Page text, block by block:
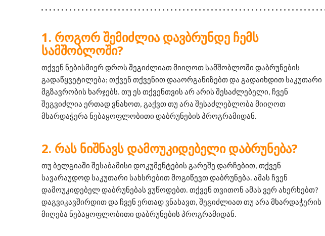
ᲠᲝᲒᲝᲠ ᲨᲔᲛᲘᲫᲚᲘᲐ ᲓᲐᲕᲑᲠᲣᲜᲓᲔ ᲩᲔᲛᲡ
ᲡᲐᲛᲨᲝᲑᲚᲝᲨᲘ?
თქვენ ნებისმიერ დროს შეგიძლიათ მიიღოთ სამშობლოში დაბრუნების
გადაწყვეტილება; თქვენ თქვენით დააორგანიზებთ და გადაიხდით საკუთარი
მგზავრობის ხარჯებს. თუ ეს თქვენთვის არ არის შესაძლებელი, ჩვენ
შეგვიძლია ერთად ვნახოთ, გაქვთ თუ არა შესაძლებლობა მიიღოთ
მხარდაჭერა ნებაყოფლობითი დაბრუნების პროგრამიდან.
ᲠᲐᲡ ᲜᲘᲨᲜᲐᲕᲡ ᲓᲐᲛᲝᲣᲙᲘᲓᲔᲑᲔᲚᲘ ᲓᲐᲑᲠᲣᲜᲔᲑᲐ?
თუ ბელგიაში შესაბამისი დოკუმენტების გარეშე დარჩებით, თქვენ
სავარაუდოდ საკუთარი სახსრებით მოგიწევთ დაბრუნება. ამას ჩვენ
დამოუკიდებელ დაბრუნებას ვუწოდებთ. თქვენ თვითონ ამას ვერ ახერხებთ?
დაგვიკავშირდით და ჩვენ ერთად ვნახავთ, შეგიძლიათ თუ არა მხარდაჭერის
მიღება ნებაყოფლობითი დაბრუნების პროგრამიდან.